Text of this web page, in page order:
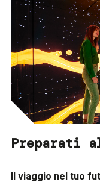
Preparati
Il viaggio nel tuo